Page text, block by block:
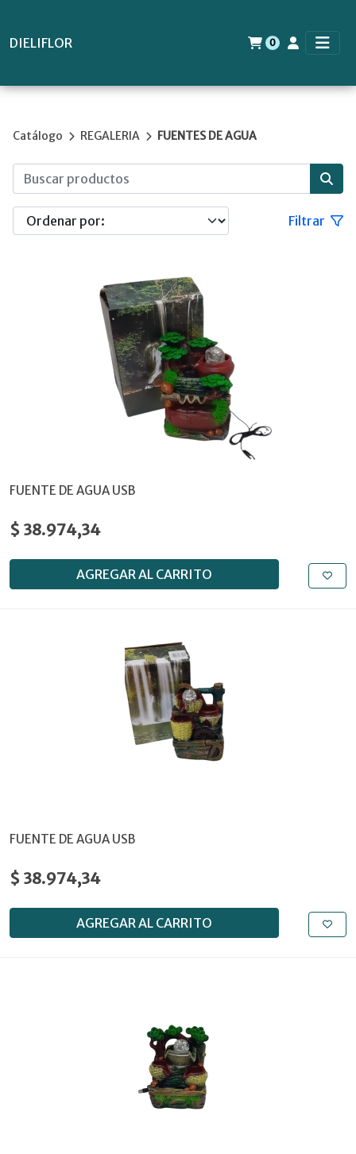
DIELIFLOR 0
Catálogo REGALERIA FUENTES DE AGUA
Filtrar
FUENTE DE AGUA USB
$ 38.974,34
AGREGAR AL CARRITO
FUENTE DE AGUA USB
$ 38.974,34
AGREGAR AL CARRITO